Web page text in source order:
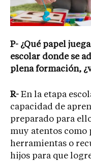
P- ¿Qué papel
escolar donde se
plena formación,
R- En la etapa
capacidad de
preparado para
muy atentos como
herramientas o
hijos para que